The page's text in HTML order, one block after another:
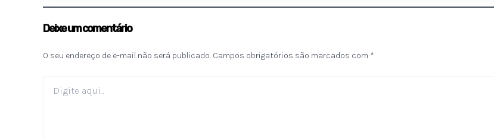
Deixe um comentário
O seu endereço de e-mail não será publicado. Campos obrigatórios são marcados com *
aqui...